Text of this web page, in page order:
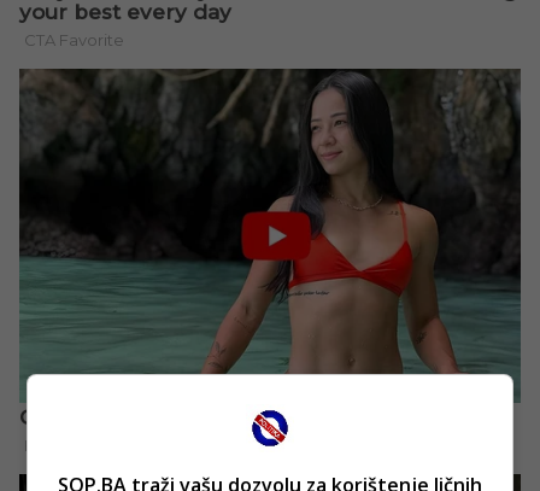
SOP.BA traži vašu dozvolu za korištenje ličnih